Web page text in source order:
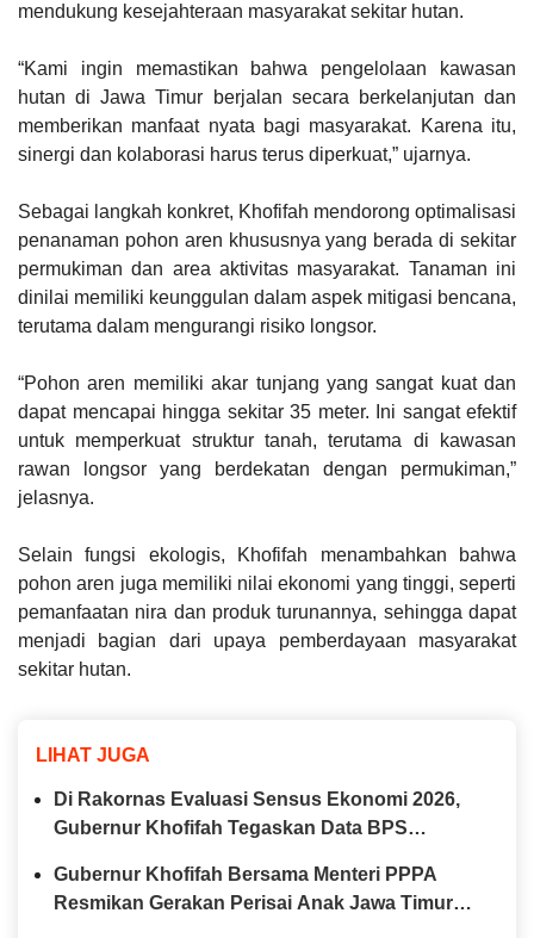
mendukung kesejahteraan masyarakat sekitar hutan.
“Kami ingin memastikan bahwa pengelolaan kawasan
hutan di Jawa Timur berjalan secara berkelanjutan dan
memberikan manfaat nyata bagi masyarakat. Karena itu,
sinergi dan kolaborasi harus terus diperkuat,” ujarnya.
Sebagai langkah konkret, Khofifah mendorong optimalisasi
penanaman pohon aren khususnya yang berada di sekitar
permukiman dan area aktivitas masyarakat. Tanaman ini
dinilai memiliki keunggulan dalam aspek mitigasi bencana,
terutama dalam mengurangi risiko longsor.
“Pohon aren memiliki akar tunjang yang sangat kuat dan
dapat mencapai hingga sekitar 35 meter. Ini sangat efektif
untuk memperkuat struktur tanah, terutama di kawasan
rawan longsor yang berdekatan dengan permukiman,”
jelasnya.
Selain fungsi ekologis, Khofifah menambahkan bahwa
pohon aren juga memiliki nilai ekonomi yang tinggi, seperti
pemanfaatan nira dan produk turunannya, sehingga dapat
menjadi bagian dari upaya pemberdayaan masyarakat
sekitar hutan.
LIHAT JUGA
Di Rakornas Evaluasi Sensus Ekonomi 2026,
Gubernur Khofifah Tegaskan Data BPS
Gubernur Khofifah Bersama Menteri PPPA
Resmikan Gerakan Perisai Anak Jawa Timur